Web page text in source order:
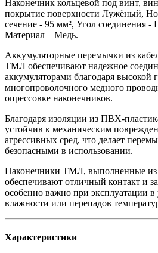
Наконечник кольцевой под винт,
покрытие поверхности Лужёный,
сечение - 95 мм², Угол соединения
Материал – Медь.
Аккумуляторные перемычки из
ТМЛ обеспечивают надежное
аккумуляторами благодаря высокой
многопроволочного медного
опрессовке наконечников.
Благодаря изоляции из ПВХ-
устойчив к механическим
агрессивных сред, что делает
безопасными в использовании.
Наконечники ТМЛ, выполненные из
обеспечивают отличный контакт и
особенно важно при эксплуатации
влажности или перепадов
Характеристики